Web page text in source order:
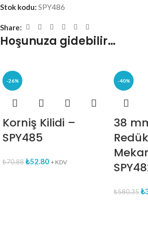
Stok kodu: SPY486
Share:
Hoşunuza gidebilir…
-26%
Korniş Kilidi –
SPY485
₺70.88₺52.80 + KDV
-40%
38
₺580.35₺